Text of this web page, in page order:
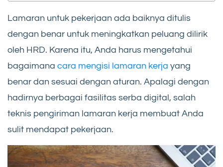
Lamaran untuk pekerjaan ada baiknya ditulis
dengan benar untuk meningkatkan peluang dilirik
oleh HRD. Karena itu, Anda harus mengetahui
bagaimana cara mengisi lamaran kerja yang
benar dan sesuai dengan aturan. Apalagi dengan
hadirnya berbagai fasilitas serba digital, salah
teknis pengiriman lamaran kerja membuat Anda
sulit mendapat pekerjaan.